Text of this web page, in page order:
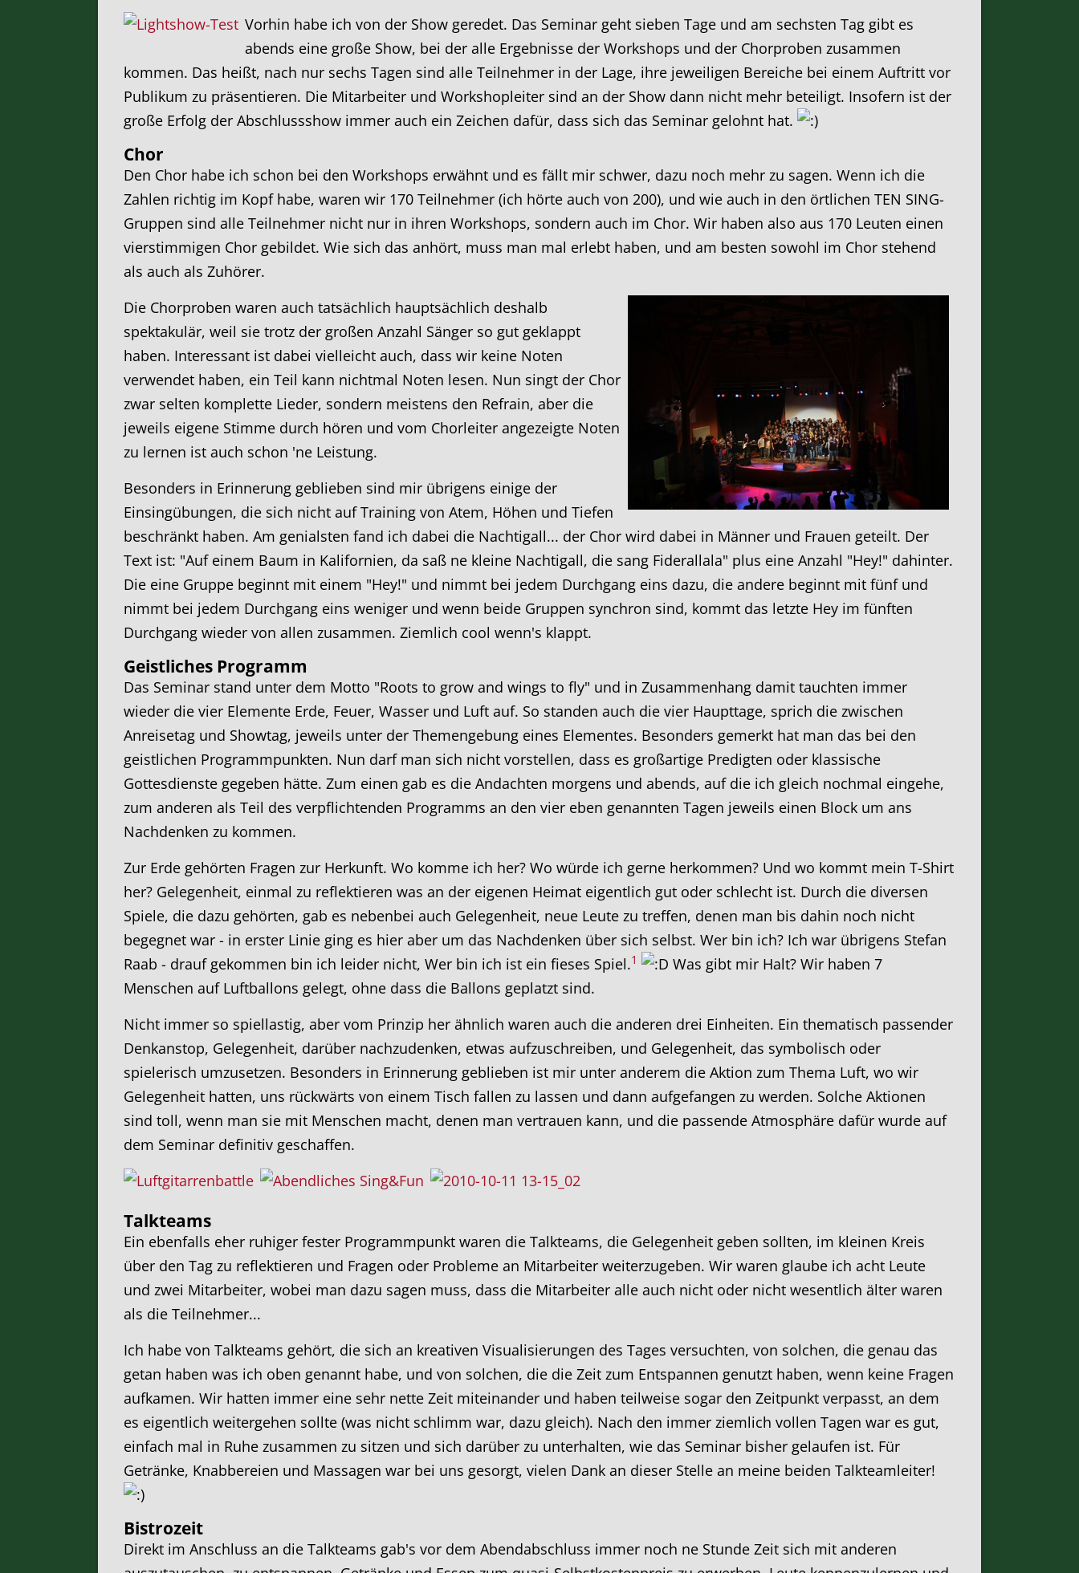
Vorhin habe ich von der Show geredet. Das Seminar geht sieben Tage und am sechsten Tag gibt es
abends eine große Show, bei der alle Ergebnisse der Workshops und der Chorproben zusammen
kommen. Das heißt, nach nur sechs Tagen sind alle Teilnehmer in der Lage, ihre jeweiligen Bereiche bei einem Auftritt vor
Publikum zu präsentieren. Die Mitarbeiter und Workshopleiter sind an der Show dann nicht mehr beteiligt. Insofern ist der
große Erfolg der Abschlussshow immer auch ein Zeichen dafür, dass sich das Seminar gelohnt hat.
Chor
Den Chor habe ich schon bei den Workshops erwähnt und es fällt mir schwer, dazu noch mehr zu sagen. Wenn ich die
Zahlen richtig im Kopf habe, waren wir 170 Teilnehmer (ich hörte auch von 200), und wie auch in den örtlichen TEN SING-
Gruppen sind alle Teilnehmer nicht nur in ihren Workshops, sondern auch im Chor. Wir haben also aus 170 Leuten einen
vierstimmigen Chor gebildet. Wie sich das anhört, muss man mal erlebt haben, und am besten sowohl im Chor stehend
als auch als Zuhörer.
Die Chorproben waren auch tatsächlich hauptsächlich deshalb
spektakulär, weil sie trotz der großen Anzahl Sänger so gut geklappt
haben. Interessant ist dabei vielleicht auch, dass wir keine Noten
verwendet haben, ein Teil kann nichtmal Noten lesen. Nun singt der Chor
zwar selten komplette Lieder, sondern meistens den Refrain, aber die
jeweils eigene Stimme durch hören und vom Chorleiter angezeigte Noten
zu lernen ist auch schon 'ne Leistung.
Besonders in Erinnerung geblieben sind mir übrigens einige der
Einsingübungen, die sich nicht auf Training von Atem, Höhen und Tiefen
beschränkt haben. Am genialsten fand ich dabei die Nachtigall... der Chor wird dabei in Männer und Frauen geteilt. Der
Text ist: "Auf einem Baum in Kalifornien, da saß ne kleine Nachtigall, die sang Fiderallala" plus eine Anzahl "Hey!" dahinter.
Die eine Gruppe beginnt mit einem "Hey!" und nimmt bei jedem Durchgang eins dazu, die andere beginnt mit fünf und
nimmt bei jedem Durchgang eins weniger und wenn beide Gruppen synchron sind, kommt das letzte Hey im fünften
Durchgang wieder von allen zusammen. Ziemlich cool wenn's klappt.
Geistliches Programm
Das Seminar stand unter dem Motto "Roots to grow and wings to fly" und in Zusammenhang damit tauchten immer
wieder die vier Elemente Erde, Feuer, Wasser und Luft auf. So standen auch die vier Haupttage, sprich die zwischen
Anreisetag und Showtag, jeweils unter der Themengebung eines Elementes. Besonders gemerkt hat man das bei den
geistlichen Programmpunkten. Nun darf man sich nicht vorstellen, dass es großartige Predigten oder klassische
Gottesdienste gegeben hätte. Zum einen gab es die Andachten morgens und abends, auf die ich gleich nochmal eingehe,
zum anderen als Teil des verpflichtenden Programms an den vier eben genannten Tagen jeweils einen Block um ans
Nachdenken zu kommen.
Zur Erde gehörten Fragen zur Herkunft. Wo komme ich her? Wo würde ich gerne herkommen? Und wo kommt mein T-Shirt
her? Gelegenheit, einmal zu reflektieren was an der eigenen Heimat eigentlich gut oder schlecht ist. Durch die diversen
Spiele, die dazu gehörten, gab es nebenbei auch Gelegenheit, neue Leute zu treffen, denen man bis dahin noch nicht
begegnet war - in erster Linie ging es hier aber um das Nachdenken über sich selbst. Wer bin ich? Ich war übrigens Stefan
Raab - drauf gekommen bin ich leider nicht, Wer bin ich ist ein fieses Spiel.1
Was gibt mir Halt? Wir haben 7
Menschen auf Luftballons gelegt, ohne dass die Ballons geplatzt sind.
Nicht immer so spiellastig, aber vom Prinzip her ähnlich waren auch die anderen drei Einheiten. Ein thematisch passender
Denkanstop, Gelegenheit, darüber nachzudenken, etwas aufzuschreiben, und Gelegenheit, das symbolisch oder
spielerisch umzusetzen. Besonders in Erinnerung geblieben ist mir unter anderem die Aktion zum Thema Luft, wo wir
Gelegenheit hatten, uns rückwärts von einem Tisch fallen zu lassen und dann aufgefangen zu werden. Solche Aktionen
sind toll, wenn man sie mit Menschen macht, denen man vertrauen kann, und die passende Atmosphäre dafür wurde auf
dem Seminar definitiv geschaffen.
Talkteams
Ein ebenfalls eher ruhiger fester Programmpunkt waren die Talkteams, die Gelegenheit geben sollten, im kleinen Kreis
über den Tag zu reflektieren und Fragen oder Probleme an Mitarbeiter weiterzugeben. Wir waren glaube ich acht Leute
und zwei Mitarbeiter, wobei man dazu sagen muss, dass die Mitarbeiter alle auch nicht oder nicht wesentlich älter waren
als die Teilnehmer...
Ich habe von Talkteams gehört, die sich an kreativen Visualisierungen des Tages versuchten, von solchen, die genau das
getan haben was ich oben genannt habe, und von solchen, die die Zeit zum Entspannen genutzt haben, wenn keine Fragen
aufkamen. Wir hatten immer eine sehr nette Zeit miteinander und haben teilweise sogar den Zeitpunkt verpasst, an dem
es eigentlich weitergehen sollte (was nicht schlimm war, dazu gleich). Nach den immer ziemlich vollen Tagen war es gut,
einfach mal in Ruhe zusammen zu sitzen und sich darüber zu unterhalten, wie das Seminar bisher gelaufen ist. Für
Getränke, Knabbereien und Massagen war bei uns gesorgt, vielen Dank an dieser Stelle an meine beiden Talkteamleiter!
Bistrozeit
Direkt im Anschluss an die Talkteams gab's vor dem Abendabschluss immer noch ne Stunde Zeit sich mit anderen